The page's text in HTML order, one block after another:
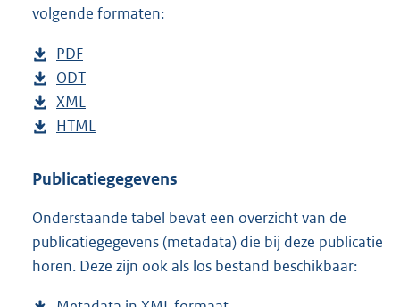
volgende formaten:
D
o
w
n
o
d
p
u
PDF
e
s
t
n
s
g
r
D
o
w
l
a
d
p
ODT
s
a
d
s
g
D
o
n
o
a
d
XML
e
t
n
d
s
D
w
l
o
a
HTML
s
a
n
d
Publicatiegegevens
Onderstaande tabel bevat een overzicht van de
publicatiegegevens (metadata) die bij deze publicatie
horen. Deze zijn ook als los bestand beschikbaar: